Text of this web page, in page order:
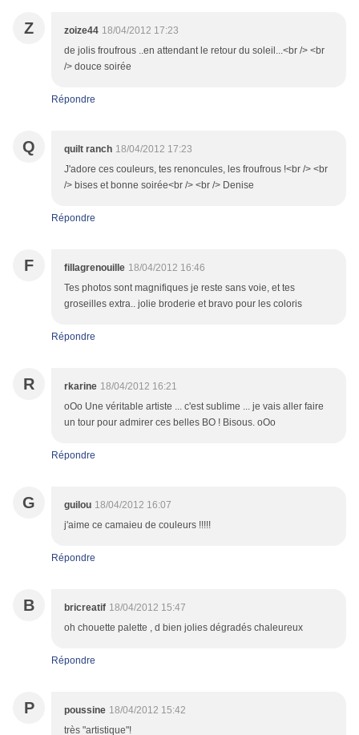
Z zoize44 18/04/2012 17:23
de jolis froufrous ..en attendant le retour du soleil...<br /> <br
/> douce soirée
Répondre
Q quilt ranch 18/04/2012 17:23
J'adore ces couleurs, tes renoncules, les froufrous !<br /> <br
/> bises et bonne soirée<br /> <br /> Denise
Répondre
F fillagrenouille 18/04/2012 16:46
Tes photos sont magnifiques je reste sans voie, et tes
groseilles extra.. jolie broderie et bravo pour les coloris
Répondre
R rkarine 18/04/2012 16:21
oOo Une véritable artiste ... c'est sublime ... je vais aller faire
un tour pour admirer ces belles BO ! Bisous. oOo
Répondre
G guilou 18/04/2012 16:07
j'aime ce camaieu de couleurs !!!!!
Répondre
B bricreatif 18/04/2012 15:47
oh chouette palette , d bien jolies dégradés chaleureux
Répondre
P poussine 18/04/2012 15:42
très "artistique"!